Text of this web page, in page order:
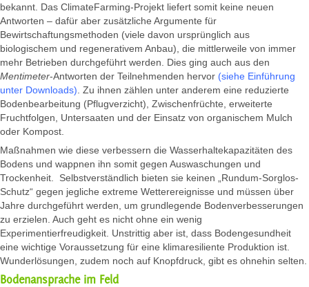
bekannt. Das ClimateFarming-Projekt liefert somit keine neuen
Antworten – dafür aber zusätzliche Argumente für
Bewirtschaftungsmethoden (viele davon ursprünglich aus
biologischem und regenerativem Anbau), die mittlerweile von immer
mehr Betrieben durchgeführt werden. Dies ging auch aus den
Mentimeter-Antworten der Teilnehmenden hervor (siehe Einführung
unter Downloads) . Zu ihnen zählen unter anderem eine reduzierte
Bodenbearbeitung (Pflugverzicht), Zwischenfrüchte, erweiterte
Fruchtfolgen, Untersaaten und der Einsatz von organischem Mulch
oder Kompost.
Maßnahmen wie diese verbessern die Wasserhaltekapazitäten des
Bodens und wappnen ihn somit gegen Auswaschungen und
Trockenheit. Selbstverständlich bieten sie keinen „Rundum-Sorglos-
Schutz“ gegen jegliche extreme Wetterereignisse und müssen über
Jahre durchgeführt werden, um grundlegende Bodenverbesserungen
zu erzielen. Auch geht es nicht ohne ein wenig
Experimentierfreudigkeit. Unstrittig aber ist, dass Bodengesundheit
eine wichtige Voraussetzung für eine klimaresiliente Produktion ist.
Wunderlösungen, zudem noch auf Knopfdruck, gibt es ohnehin selten.
Bodenansprache im Feld